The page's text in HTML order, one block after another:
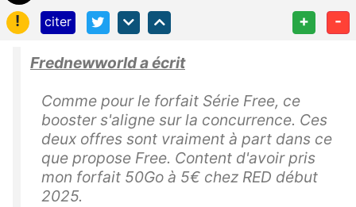
!
citer + -
Frednewworld a écrit
Comme pour le forfait Série Free, ce
booster s'aligne sur la concurrence. Ces
deux offres sont vraiment à part dans ce
que propose Free. Content d'avoir pris
mon forfait 50Go à 5€ chez RED début
2025.